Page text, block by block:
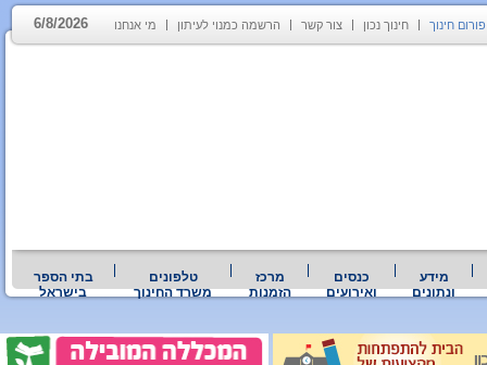
פורום חינוך חינוך נכון צור קשר הרשמה כמנוי לעיתון מי אנחנו 6/8/2026
מידע
ונתונים
כנסים
ואירועים
מרכז
הזמנות
טלפונים
משרד החינוך
בתי הספר
בישראל